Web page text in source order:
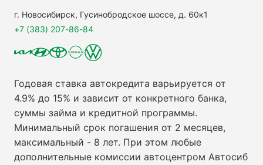
г. Новосибирск, Гусинобродское шоссе, д. 60к1
+7 (383) 207-86-84
Годовая ставка автокредита варьируется от
4.9% до 15% и зависит от конкретного банка,
суммы займа и кредитной программы.
Минимальный срок погашения от 2 месяцев,
максимальный - 8 лет. При этом любые
дополнительные комиссии автоцентром Автосиб